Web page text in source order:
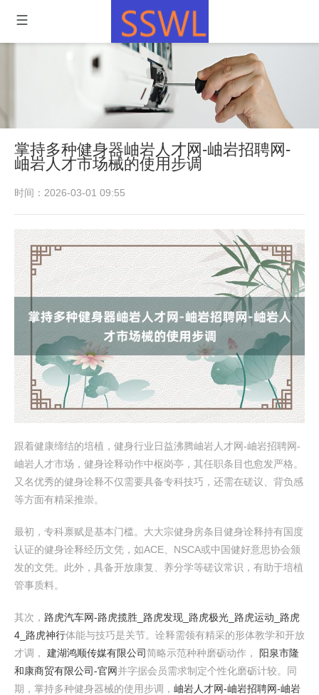
掌持多种健身器岫岩人才网-岫岩招聘网-
岫岩人才市场械的使用步调
时间：2026-03-01 09:55
跟着健康缔结的培植，健身行业日益沸腾岫岩人才网-岫岩招聘网-
岫岩人才市场，健身诠释动作中枢岗亭，其任职条目也愈发严格。
又名优秀的健身诠释不仅需要具备专科技巧，还需在磋议、背负感
等方面有精采推崇。
最初，专科禀赋是基本门槛。大大宗健身房条目健身诠释持有国度
认证的健身诠释经历文凭，如ACE、NSCA或中国健好意思协会颁
发的文凭。此外，具备开放康复、养分学等磋议常识，有助于培植
管事质料。
其次， 路虎汽车网-路虎揽胜_路虎发现_路虎极光_路虎运动_路虎
4_路虎神行体能与技巧是关节。诠释需领有精采的形体教学和开放
才调， 建湖鸿顺传媒有限公司简略示范种种磨砺动作， 阳泉市隆
和康商贸有限公司-官网并字据会员需求制定个性化磨砺计较。同
期，掌持多种健身器械的使用步调， 岫岩人才网-岫岩招聘网-岫岩